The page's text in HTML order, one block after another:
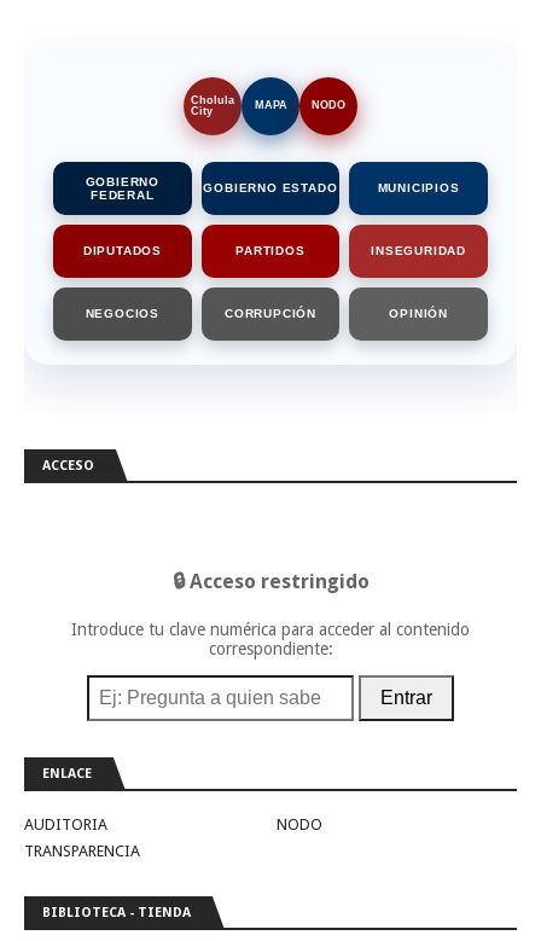
Cholula
City
MAPA NODO
GOBIERNO
FEDERAL
GOBIERNO ESTADO MUNICIPIOS
DIPUTADOS PARTIDOS INSEGURIDAD
NEGOCIOS CORRUPCIÓN OPINIÓN
ACCESO
🔒 Acceso restringido
Introduce tu clave numérica para acceder al contenido
correspondiente:
Entrar
ENLACE
AUDITORIA
NODO
TRANSPARENCIA
BIBLIOTECA - TIENDA